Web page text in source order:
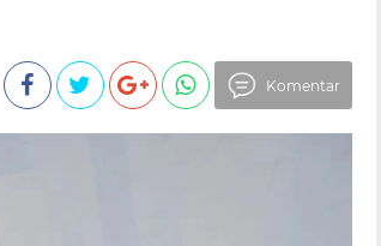
Komentar